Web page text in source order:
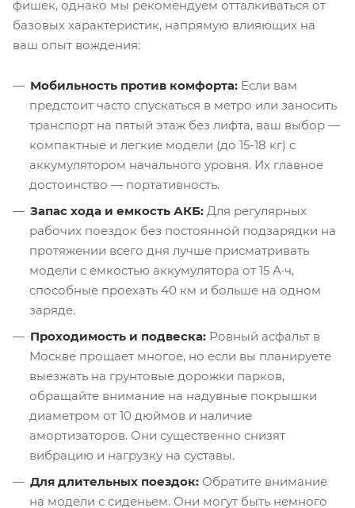
фишек, однако мы рекомендуем отталкиваться от
базовых характеристик, напрямую влияющих на
ваш опыт вождения:
Мобильность против комфорта: Если вам
предстоит часто спускаться в метро или заносить
транспорт на пятый этаж без лифта, ваш выбор —
компактные и легкие модели (до 15-18 кг) с
аккумулятором начального уровня. Их главное
достоинство — портативность.
Запас хода и емкость АКБ: Для регулярных
рабочих поездок без постоянной подзарядки на
протяжении всего дня лучше присматривать
модели с емкостью аккумулятора от 15 А·ч,
способные проехать 40 км и больше на одном
заряде.
Проходимость и подвеска: Ровный асфальт в
Москве прощает многое, но если вы планируете
выезжать на грунтовые дорожки парков,
обращайте внимание на надувные покрышки
диаметром от 10 дюймов и наличие
амортизаторов. Они существенно снизят
вибрацию и нагрузку на суставы.
Для длительных поездок: Обратите внимание
на модели с сиденьем. Они могут быть немного